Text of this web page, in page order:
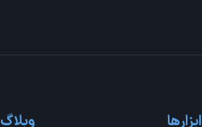
ابزارها وبلاگ